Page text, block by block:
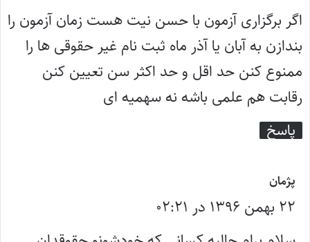
ت
:
اگر برگزاری آزمون با حسن نیت هست زمان آزمون را
بندازن به آبان یا آذر ماه ثبت نام غیر حقوقی ها را
ممنوع کنن حد اقل و حد اکثر سن تعیین کنن
رقابت هم علمی باشه نه سهمیه ای
پاسخ
پژمان
ف
ت
۲۲ بهمن ۱۳۹۶ در ۰۲:۲۱